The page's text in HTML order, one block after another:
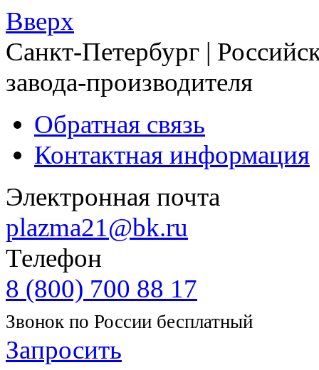
Вверх
Санкт-Петербург |
завода-производителя
Обратная связь
Контактная информация
Электронная почта
plazma21@bk.ru
Телефон
8 (800) 700 88 17
Звонок по России бесплатный
Запросить